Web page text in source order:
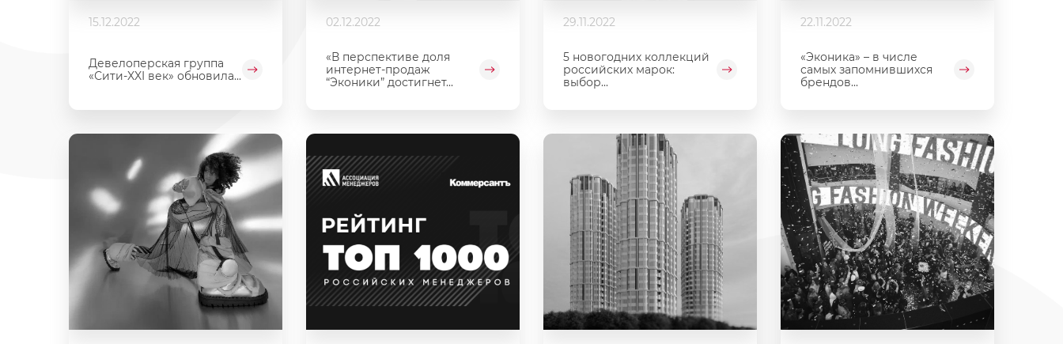
15.12.2022
Девелоперская группа
«Сити-XXI век» обновила...
02.12.2022
«В перспективе доля
интернет-продаж
“Эконики” достигнет...
29.11.2022
5 новогодних коллекций
российских марок:
выбор...
22.11.2022
«Эконика» – в числе
самых запомнившихся
брендов...